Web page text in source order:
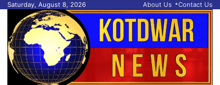
Skip
content
Saturday, August 8, 2026 About Us Contact Us